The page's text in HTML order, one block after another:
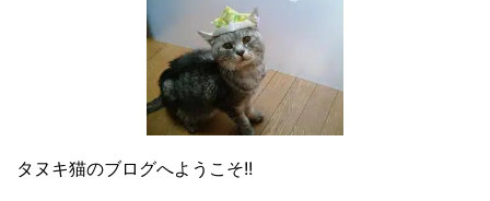
タヌキ猫のブログへようこそ!!